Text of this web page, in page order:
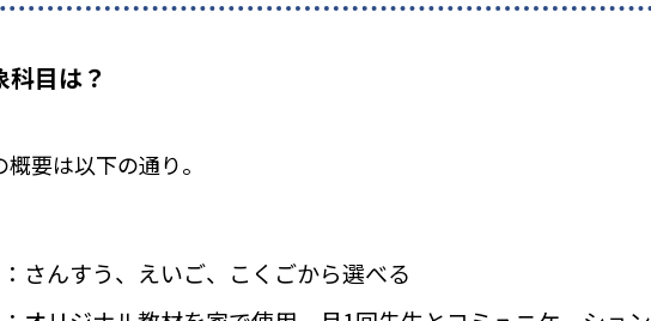
目は？
要は以下の通り。
さんすう、えいご、こくごから選べる